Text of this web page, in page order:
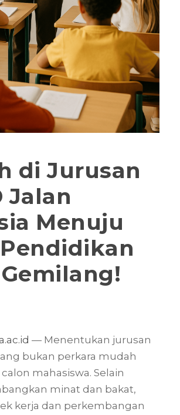
di Jurusan
Jalan
Menuju
— Menentukan jurusan
bukan perkara mudah
mahasiswa. Selain
minat dan bakat,
kerja dan perkembangan